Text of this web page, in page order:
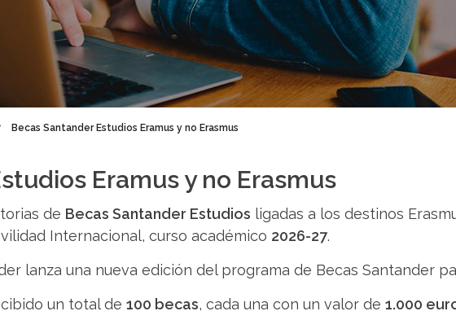
Becas Santander Estudios Eramus y no Erasmus
Eramus y no Erasmus
de Becas Santander Estudios ligadas a los destinos
Internacional, curso académico 2026-27.
lanza una nueva edición del programa de Becas Santander
un total de 100 becas, cada una con un valor de 1.000